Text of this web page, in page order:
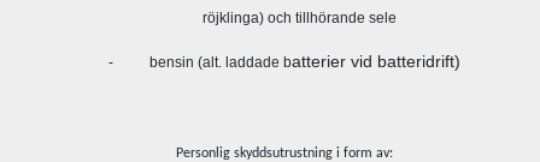
röjklinga) och tillhörande sele
- bensin (alt. laddade batterier vid batteridrift)
Personlig skyddsutrustning i form av: